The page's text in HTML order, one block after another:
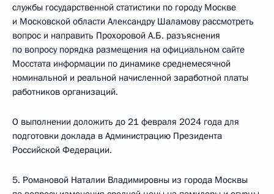
службы государственной статистики по городу Москве
и Московской области Александру Шаламову рассмотреть
вопрос и направить Прохоровой А.Б. разъяснения
по вопросу порядка размещения на официальном сайте
Мосстата информации по динамике среднемесячной
номинальной и реальной начисленной заработной платы
работников организаций.
О выполнении доложить до 21 февраля 2024 года для
подготовки доклада в Администрацию Президента
Российской Федерации.
5. Романовой Наталии Владимировны из города Москвы